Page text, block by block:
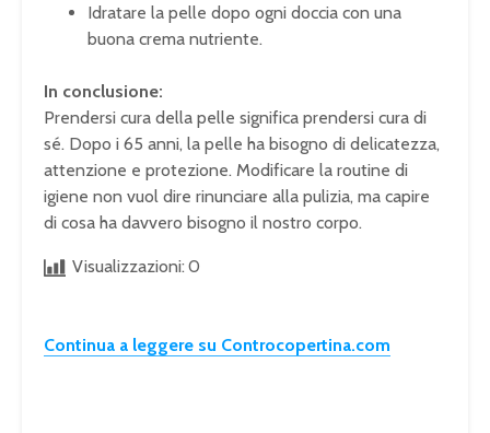
Idratare la pelle dopo ogni doccia con una
buona crema nutriente.
In conclusione:
Prendersi cura della pelle significa prendersi cura di
sé. Dopo i 65 anni, la pelle ha bisogno di delicatezza,
attenzione e protezione. Modificare la routine di
igiene non vuol dire rinunciare alla pulizia, ma capire
di cosa ha davvero bisogno il nostro corpo.
Visualizzazioni: 0
Continua a leggere su Controcopertina.com